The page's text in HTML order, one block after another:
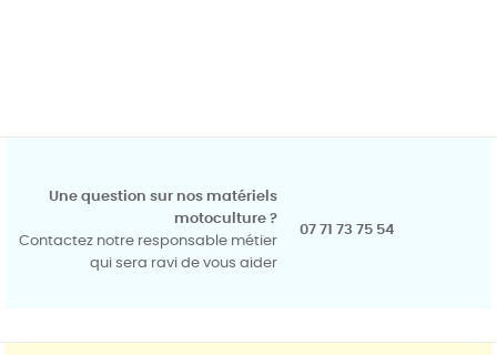
Une question sur nos matériels
motoculture ?
Contactez notre responsable métier
qui sera ravi de vous aider
07 71 73 75 54